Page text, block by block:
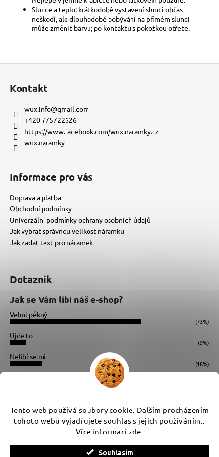
Tento web používá soubory cookie. Dalším procházením
tohoto webu vyjadřujete souhlas s jejich používáním..
Více informacízde.
Souhlasím
Slunce a teplo: krátkodobé vystavení slunci občas
neškodí, ale dlouhodobé pobývání na přímém slunci
může změnit barvu; po kontaktu s pokožkou otřete.
Kontakt
wux.info@gmail.com
+420 775722626
https://www.facebook.com/wux.naramky.cz
wux.naramky
Informace pro vás
Doprava a platba
Obchodní podmínky
Univerzální podmínky ochrany osobních údajů
Jak vybrat správnou velikost náramku
Jak zadat text pro náramek
Dotazník
Jak se Vám líbí náš e-shop?
Velmi pěkný
(73%)
Ujde to
(9%)
Nelíbí se mi
(18%)
Instagram
WUX. Všechna práva vyhrazena.